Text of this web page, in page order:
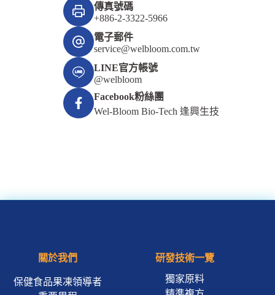
傳真號碼
+886-2-3322-5966
電子郵件
service@welbloom.com.tw
LINE官方帳號
@welbloom
Facebook粉絲團
Wel-Bloom Bio-Tech 逢興生技
關於我們
保健食品果凍領導者
研發技術一覽
獨家原料